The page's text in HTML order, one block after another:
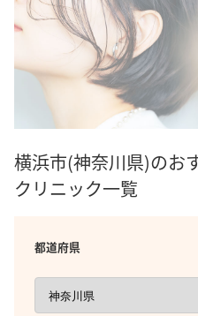
横浜市(神奈川県)のお
クリニック一覧
都道府県